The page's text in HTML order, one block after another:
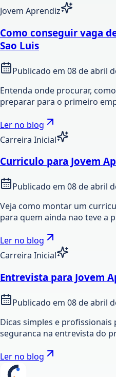
Jovem Aprendiz
Como conseguir vaga
Sao Luis
Publicado em 08 de abril
Entenda onde procurar,
preparar para o primeiro
Ler no blog
Carreira Inicial
Curriculo para Jovem
Publicado em 08 de abril
Veja como montar um
para quem ainda nao teve a
Ler no blog
Carreira Inicial
Entrevista para Jovem
Publicado em 08 de abril
Dicas simples e profissionais
seguranca na entrevista do
Ler no blog